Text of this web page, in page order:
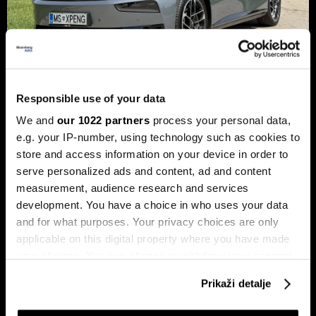
Responsible use of your data
We and our 1022 partners process your personal data,
e.g. your IP-number, using technology such as cookies to
store and access information on your device in order to
serve personalized ads and content, ad and content
measurement, audience research and services
development. You have a choice in who uses your data
and for what purposes. Your privacy choices are only
applicable on this digital property where you have made
Prikaži detalje
Xpeng P7+: Luksuzni kineski
automobil koji priča kao navijen
Luksuzni fastback s vlastitim čipom koji po
performansama nadmašuje usporedive Nvidijine proizvode.
Dr Stefan Jerotić: “Čovjeku nije
Slučaj Fekkai - ni luksuzni biznisi